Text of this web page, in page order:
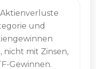
Aktienverluste
und
mit Zinsen,
Gewinnen.